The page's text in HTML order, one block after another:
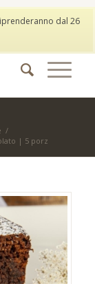
/
| 5 porz
dal 26